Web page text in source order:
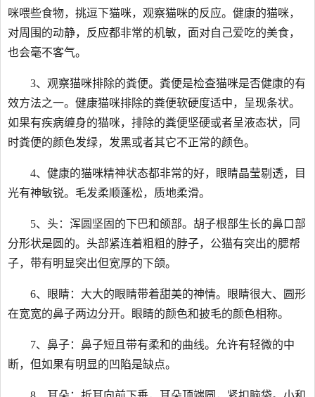
咪喂些食物，挑逗下猫咪，观察猫咪的反应。健康的猫咪，
对周围的动静，反应都非常的机敏，面对自己爱吃的美食，
也会毫不客气。
3、观察猫咪排除的粪便。粪便是检查猫咪是否健康的有
效方法之一。健康猫咪排除的粪便软硬度适中，呈现条状。
如果有疾病缠身的猫咪，排除的粪便坚硬或者呈液态状，同
时粪便的颜色发绿，发黑或者其它不正常的颜色。
4、健康的猫咪精神状态都非常的好，眼睛晶莹剔透，目
光有神敏锐。毛发柔顺蓬松，质地柔滑。
5、头：浑圆坚固的下巴和颌部。胡子根部生长的鼻口部
分形状是圆的。头部紧连着粗粗的脖子，公猫有突出的腮帮
子，带有明显突出但宽厚的下颌。
6、眼睛：大大的眼睛带着甜美的神情。眼睛很大、圆形
在宽宽的鼻子两边分开。眼睛的颜色和披毛的颜色相称。
7、鼻子：鼻子短且带有柔和的曲线。允许有轻微的中
断，但如果有明显的凹陷是缺点。